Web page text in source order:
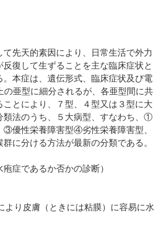
先天的素因により、日常生活で外力
復して生ずることを主な臨床症状と
本症は、遺伝形式、臨床症状及び電
の亜型に細分されるが、各亜型間に共
とにより、７型、４型又は３型に大
類法のうち、５大病型、すなわち、①
優性栄養障害型④劣性栄養障害型、
に分ける方法が最新の分類である。
症であるか否かの診断）
より皮膚（ときには粘膜）に容易に水